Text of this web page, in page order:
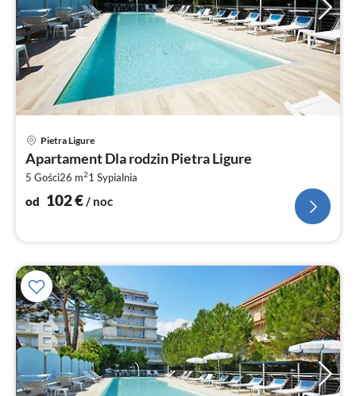
Pietra Ligure
Apartament Dla rodzin Pietra Ligure
5 Gości26 m21 Sypialnia
od 102€/ noc